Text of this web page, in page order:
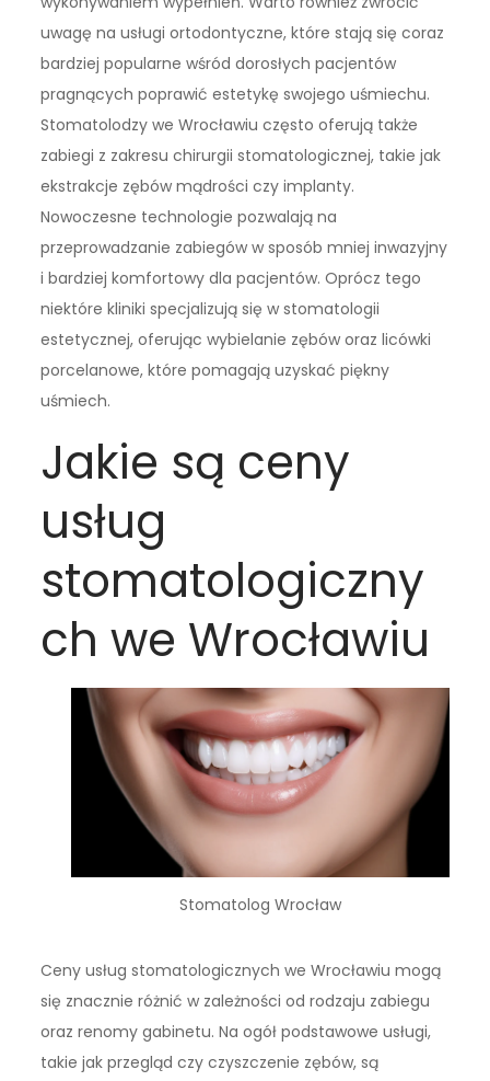
uwagę na usługi ortodontyczne, które stają się coraz
bardziej popularne wśród dorosłych pacjentów
pragnących poprawić estetykę swojego uśmiechu.
Stomatolodzy we Wrocławiu często oferują także
zabiegi z zakresu chirurgii stomatologicznej, takie jak
ekstrakcje zębów mądrości czy implanty.
Nowoczesne technologie pozwalają na
przeprowadzanie zabiegów w sposób mniej inwazyjny
i bardziej komfortowy dla pacjentów. Oprócz tego
niektóre kliniki specjalizują się w stomatologii
estetycznej, oferując wybielanie zębów oraz licówki
porcelanowe, które pomagają uzyskać piękny
uśmiech.
Jakie są ceny
usług
stomatologiczny
ch we Wrocławiu
Stomatolog Wrocław
Ceny usług stomatologicznych we Wrocławiu mogą
się znacznie różnić w zależności od rodzaju zabiegu
oraz renomy gabinetu. Na ogół podstawowe usługi,
takie jak przegląd czy czyszczenie zębów, są